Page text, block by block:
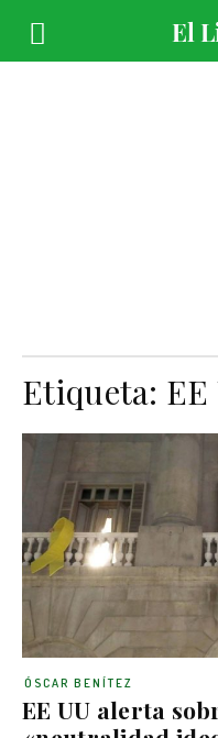
Etiqueta: EE
EE UU alerta
ÓSCAR BENÍTEZ